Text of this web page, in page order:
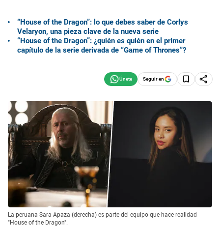
“House of the Dragon”: lo que debes saber de Corlys
Velaryon, una pieza clave de la nueva serie
“House of the Dragon”: ¿quién es quién en el primer
capítulo de la serie derivada de “Game of Thrones”?
Seguir en
La peruana Sara Apaza (derecha) es parte del equipo que hace realidad
"House of the Dragon".